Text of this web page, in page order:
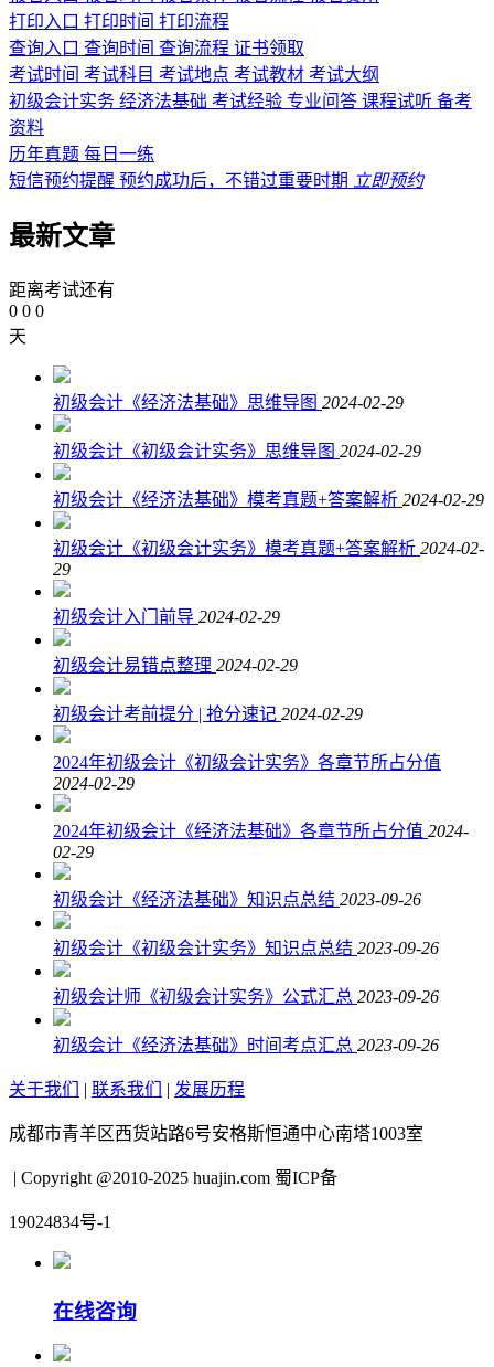
打印入口 打印时间 打印流程
查询入口 查询时间 查询流程 证书领取
考试时间 考试科目 考试地点 考试教材 考试大纲
初级会计实务 经济法基础 考试经验 专业问答 课程试听 备考
资料
历年真题 每日一练
短信预约提醒 预约成功后，不错过重要时期 立即预约
最新文章
距离考试还有
0 0 0
天
初级会计《经济法基础》思维导图 2024-02-29
初级会计《初级会计实务》思维导图 2024-02-29
初级会计《经济法基础》模考真题+答案解析 2024-02-29
初级会计《初级会计实务》模考真题+答案解析 2024-02-
29
初级会计入门前导 2024-02-29
初级会计易错点整理 2024-02-29
初级会计考前提分 | 抢分速记 2024-02-29
2024年初级会计《初级会计实务》各章节所占分值
2024-02-29
2024年初级会计《经济法基础》各章节所占分值 2024-
02-29
初级会计《经济法基础》知识点总结 2023-09-26
初级会计《初级会计实务》知识点总结 2023-09-26
初级会计师《初级会计实务》公式汇总 2023-09-26
初级会计《经济法基础》时间考点汇总 2023-09-26
关于我们 | 联系我们 | 发展历程
成都市青羊区西货站路6号安格斯恒通中心南塔1003室
| Copyright @2010-2025 huajin.com 蜀ICP备
19024834号-1
在线咨询